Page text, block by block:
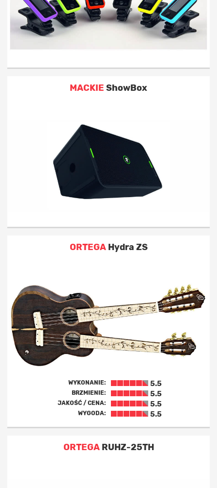
Gitara akustyczna / klasyczna
Gitara basowa
KolumnaMACKIE ShowBox
ORTEGAHydra ZS
WYKONANIE: 5.5
BRZMIENIE: 5.5
JAKOŚĆ / CENA: 5.5
WYGODA: 5.5
ORTEGARUHZ-25TH